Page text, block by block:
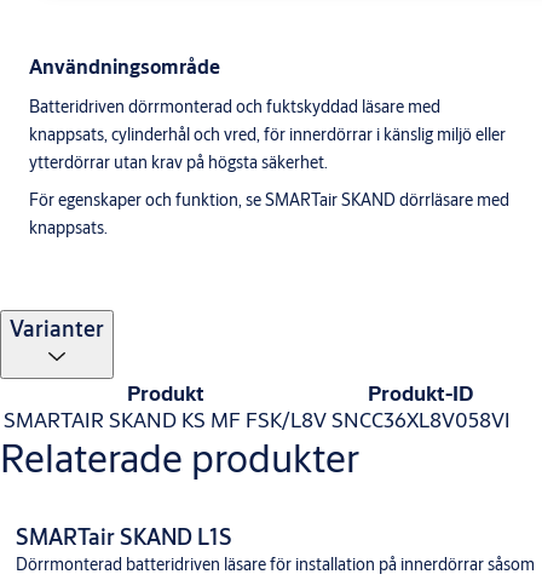
Användningsområde
Batteridriven dörrmonterad och fuktskyddad läsare med
knappsats, cylinderhål och vred, för innerdörrar i känslig miljö eller
ytterdörrar utan krav på högsta säkerhet.
För egenskaper och funktion, se SMARTair SKAND dörrläsare med
knappsats.
Varianter
Produkt
Produkt-ID
SMARTAIR SKAND KS MF FSK/L8VSNCC36XL8V058VI
Relaterade produkter
SMARTair SKAND L1S
Dörrmonterad batteridriven läsare för installation på innerdörrar såsom